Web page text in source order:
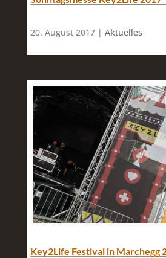
20. August 2017 | Aktuelles
Key2Life Festival in Marchegg